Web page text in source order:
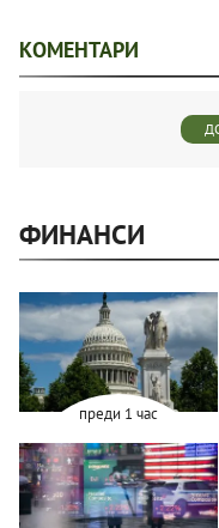
КОМЕНТАРИ
ФИНАНСИ
преди 1 час